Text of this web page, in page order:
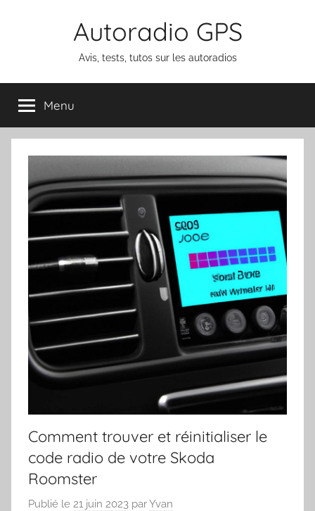
Autoradio GPS
Avis, tests, tutos sur les autoradios
Menu
Comment trouver et réinitialiser le
code radio de votre Skoda
Roomster
Publié le 21 juin 2023 parYvan